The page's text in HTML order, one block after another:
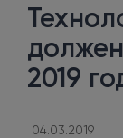
2019
04.03.2019